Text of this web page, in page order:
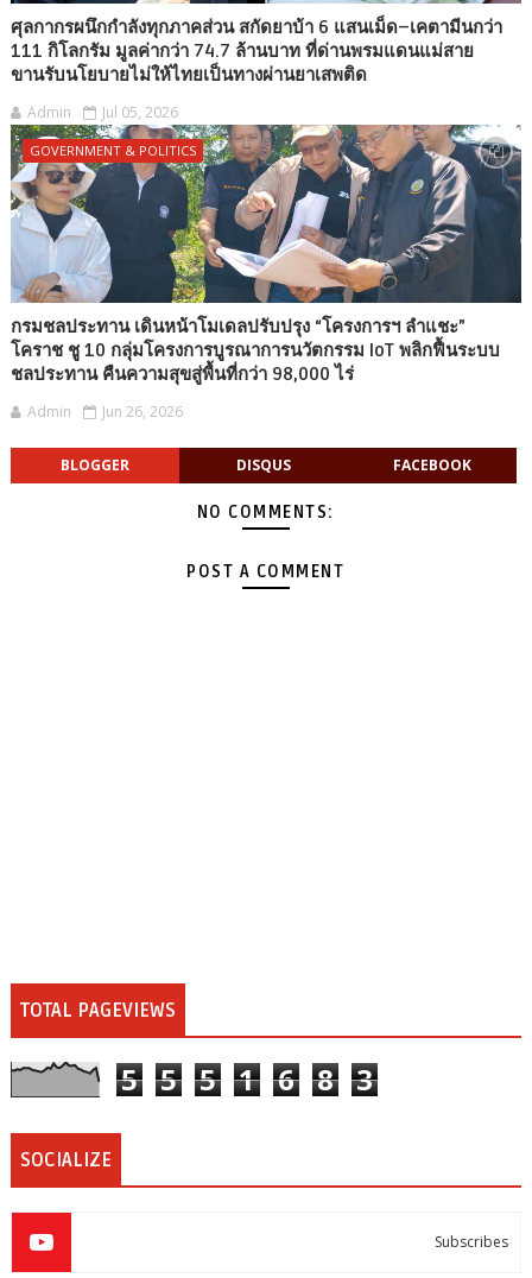
ศุลกากรผนึกกำลังทุกภาคส่วน สกัดยาบ้า 6 แสนเม็ด–เคตามีนกว่า
111 กิโลกรัม มูลค่ากว่า 74.7 ล้านบาท ที่ด่านพรมแดนแม่สาย
ขานรับนโยบายไม่ให้ไทยเป็นทางผ่านยาเสพติด
Admin Jul 05, 2026
GOVERNMENT & POLITICS
กรมชลประทาน เดินหน้าโมเดลปรับปรุง “โครงการฯ ลำแชะ”
โคราช ชู 10 กลุ่มโครงการบูรณาการนวัตกรรม IoT พลิกฟื้นระบบ
ชลประทาน คืนความสุขสู่พื้นที่กว่า 98,000 ไร่
Admin Jun 26, 2026
BLOGGER DISQUS FACEBOOK
NO COMMENTS:
POST A COMMENT
TOTAL PAGEVIEWS
5 5 5 1 6 8 3
SOCIALIZE
Subscribes